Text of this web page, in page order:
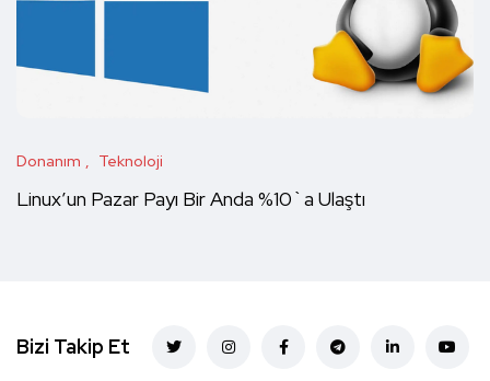
Donanım Teknoloji
Linux’un Pazar Payı Bir Anda %10`a Ulaştı
Bizi Takip Et